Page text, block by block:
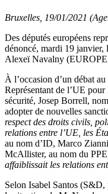
Bruxelles, 19/01/2021
Des députés européens
dénoncé, mardi 19 janvier,
Alexeï Navalny (EUROPE
À l’occasion d’un débat
Représentant de l’UE
sécurité, Josep Borrell,
adopter de nouvelles
respect des droits civils,
relations entre l’UE, les
au nom d’ID, Marco
McAllister, au nom du
affaiblissait les relations
Selon Isabel Santos (S&D,